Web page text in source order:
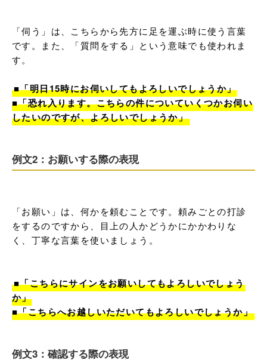
「伺う」は、こちらから先方に足を運ぶ時に使う言葉
です。また、「質問をする」という意味でも使われま
す。
■「明日15時にお伺いしてもよろしいでしょうか」
■「恐れ入ります。こちらの件についていくつかお伺い
したいのですが、よろしいでしょうか」
例文2：お願いする際の表現
「お願い」は、何かを頼むことです。頼みごとの打診
をするのですから、目上の人かどうかにかかわりな
く、丁寧な言葉を使いましょう。
■「こちらにサインをお願いしてもよろしいでしょう
か」
■「こちらへお越しいただいてもよろしいでしょうか」
例文3：確認する際の表現